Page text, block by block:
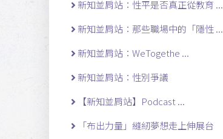
新知並肩站：性平是否真正從教育 ...
新知並肩站：那些職場中的「隱性 ...
新知並肩站：WeTogethe ...
新知並肩站：性別爭議
【新知並肩站】Podcast ...
「布出力量」縫紉夢想走上伸展台